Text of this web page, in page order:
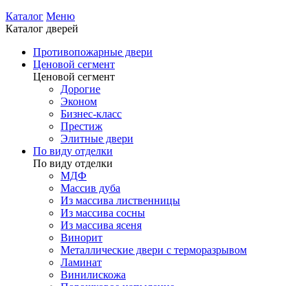
Каталог Меню
Каталог дверей
Противопожарные двери
Ценовой сегмент
Ценовой сегмент
Дорогие
Эконом
Бизнес-класс
Престиж
Элитные двери
По виду отделки
По виду отделки
МДФ
Массив дуба
Из массива лиственницы
Из массива сосны
Из массива ясеня
Винорит
Металлические двери с терморазрывом
Ламинат
Винилискожа